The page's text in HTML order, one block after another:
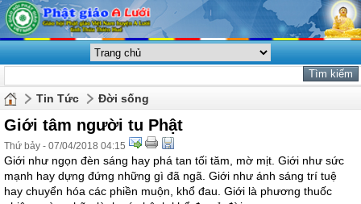
Tin Tức Đời sống
Giới tâm người tu Phật
Thứ bảy - 07/04/2018 04:15
Giới như ngọn đèn sáng hay phá tan tối tăm, mờ mịt. Giới như sức
mạnh hay dựng đứng những gì đã ngã. Giới như ánh sáng trí tuệ
hay chuyển hóa các phiền muộn, khổ đau. Giới là phương thuốc